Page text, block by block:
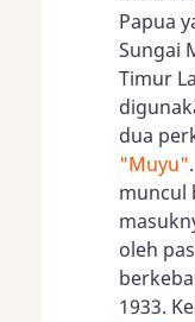
Papua
Sungai
Timur
dua
"Muyu"
muncul
oleh
1933.